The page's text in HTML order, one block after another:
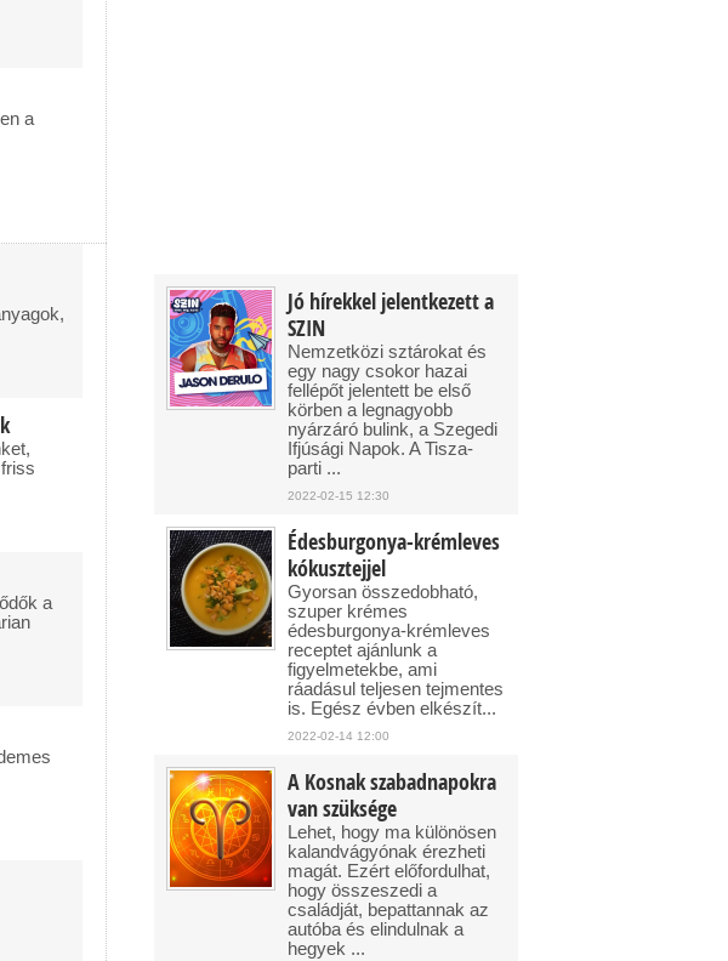
a
a
Jó hírekkel jelentkezett a
SZIN
Nemzetközi sztárokat és
egy nagy csokor hazai
fellépőt jelentett be első
körben a legnagyobb
nyárzáró bulink, a Szegedi
Ifjúsági Napok. A Tisza-
parti ...
2022-02-15 12:30
Édesburgonya-krémleves
kókusztejjel
Gyorsan összedobható,
szuper krémes
édesburgonya-krémleves
receptet ajánlunk a
figyelmetekbe, ami
ráadásul teljesen tejmentes
is. Egész évben elkészít...
2022-02-14 12:00
A Kosnak szabadnapokra
van szüksége
Lehet, hogy ma különösen
kalandvágyónak érezheti
magát. Ezért előfordulhat,
hogy összeszedi a
családját, bepattannak az
autóba és elindulnak a
hegyek ...